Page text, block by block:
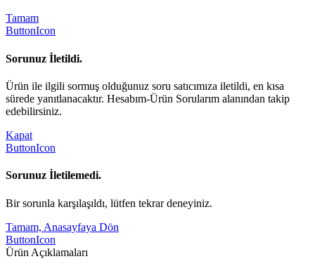
Tamam
ButtonIcon
Sorunuz İletildi.
Ürün ile ilgili sormuş olduğunuz soru satıcımıza iletildi, en kısa
sürede yanıtlanacaktır. Hesabım-Ürün Sorularım alanından takip
edebilirsiniz.
Kapat
ButtonIcon
Sorunuz İletilemedi.
Bir sorunla karşılaşıldı, lütfen tekrar deneyiniz.
Tamam, Anasayfaya Dön
ButtonIcon
Ürün Açıklamaları